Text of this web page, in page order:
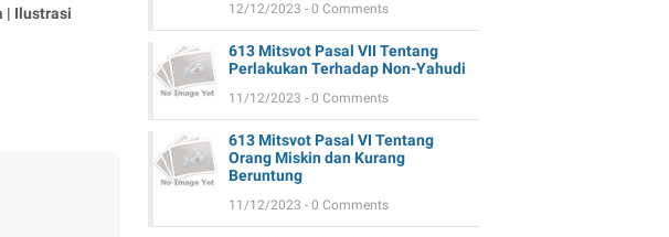
| Ilustrasi
12/12/2023 - 0 Comments
613 Mitsvot Pasal VII Tentang
Perlakukan Terhadap Non-Yahudi
11/12/2023 - 0 Comments
613 Mitsvot Pasal VI Tentang
Orang Miskin dan Kurang
Beruntung
11/12/2023 - 0 Comments